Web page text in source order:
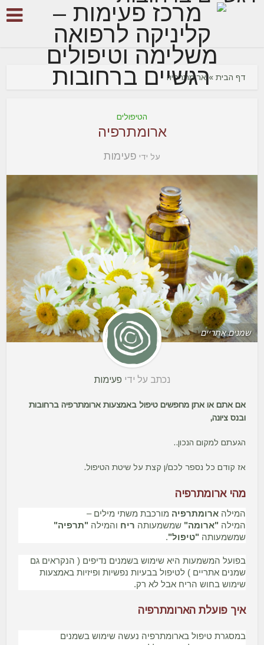
דף הבית »ארומתרפיה
הטיפולים
ארומתרפיה
על ידי פעימות
שמנים אתריים
נכתב על ידי פעימות
אם אתם או אתן מחפשים טיפול באמצעות ארומתרפיה ברחובות
ובנס ציונה,
הגעתם למקום הנכון..
אז קודם כל נספר לכם/ן קצת על שיטת הטיפול.
מהי ארומתרפיה
המילה ארומתרפיה מורכבת משתי מילים –
המילה "ארומה" שמשמעותה ריח והמילה "תרפיה"
שמשמעותה "טיפול".
בפועל המשמעות היא שימוש בשמנים נדיפים ( הנקראים גם
שמנים אתריים ) לטיפול בבעיות נפשיות ופיזיות באמצעות
שימוש בחוש הריח אבל לא רק.
איך פועלת הארומתרפיה
במסגרת טיפול בארומתרפיה נעשה שימוש בשמנים